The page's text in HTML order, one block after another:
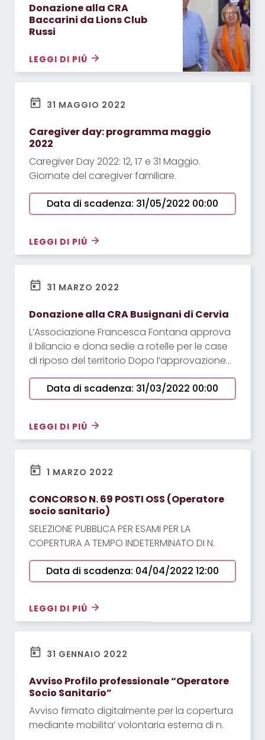
Donazione alla CRA
Baccarini da Lions Club
Russi
LEGGI DI PIÙ
31 MAGGIO 2022
Caregiver day: programma maggio
2022
Caregiver Day 2022: 12, 17 e 31 Maggio.
Giornate del caregiver familiare.
Data di scadenza: 31/05/2022 00:00
LEGGI DI PIÙ
31 MARZO 2022
Donazione alla CRA Busignani di Cervia
L’Associazione Francesca Fontana approva
il bilancio e dona sedie a rotelle per le case
di riposo del territorio Dopo l’approvazione
all’unanimità del bilancio, si è passati a
ringraziare con un attestato di riconoscenza
i presenti che hanno contribuito all’acquisto
quattro sedie a rotelle per le case di riposo
l’articolo cliccando qui)
Data di scadenza: 31/03/2022 00:00
LEGGI DI PIÙ
1 MARZO 2022
CONCORSO N. 69 POSTI OSS (Operatore
socio sanitario)
SELEZIONE PUBBLICA PER ESAMI PER LA
COPERTURA A TEMPO INDETERMINATO DI N.
Data di scadenza: 04/04/2022 12:00
LEGGI DI PIÙ
31 GENNAIO 2022
Avviso Profilo professionale “Operatore
Socio Sanitario”
Avviso firmato digitalmente per la copertura
mediante mobilita’ volontaria esterna di n.